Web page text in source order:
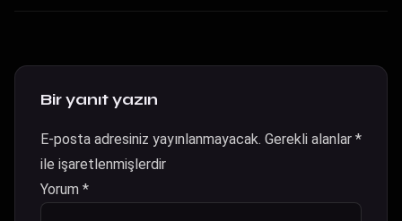
Bir yanıt yazın
E-posta adresiniz yayınlanmayacak. Gerekli alanlar *
ile işaretlenmişlerdir
Yorum *